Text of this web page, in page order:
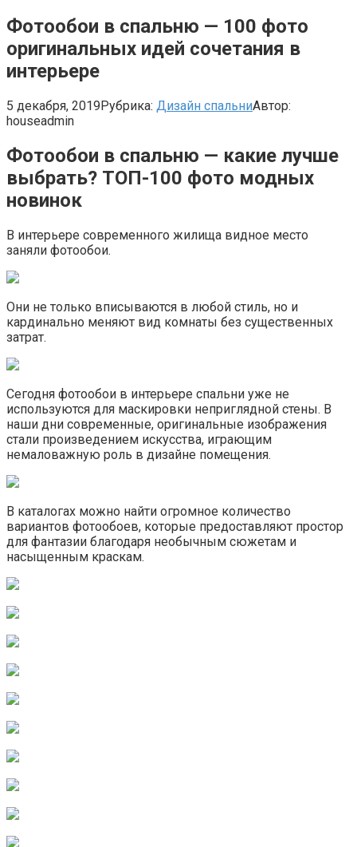
Фотообои в спальню — 100 фото
оригинальных идей сочетания в
интерьере
5 декабря, 2019Рубрика: Дизайн спальниАвтор:
houseadmin
Фотообои в спальню — какие лучше
выбрать? ТОП-100 фото модных
новинок
В интерьере современного жилища видное место
заняли фотообои.
Они не только вписываются в любой стиль, но и
кардинально меняют вид комнаты без существенных
затрат.
Сегодня фотообои в интерьере спальни уже не
используются для маскировки неприглядной стены. В
наши дни современные, оригинальные изображения
стали произведением искусства, играющим
немаловажную роль в дизайне помещения.
В каталогах можно найти огромное количество
вариантов фотообоев, которые предоставляют простор
для фантазии благодаря необычным сюжетам и
насыщенным краскам.